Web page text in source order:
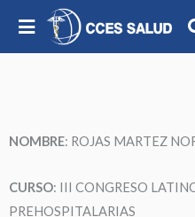
NOMBRE: ROJAS MARTEZ
CURSO: III CONGRESO
PREHOSPITALARIAS